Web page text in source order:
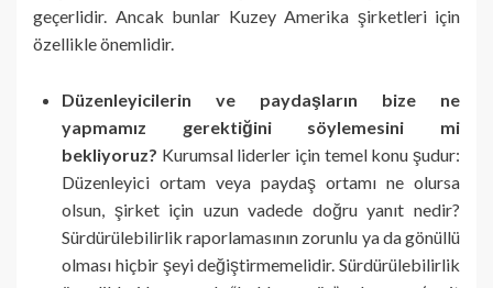
geçerlidir. Ancak bunlar Kuzey Amerika şirketleri için
özellikle önemlidir.
Düzenleyicilerin ve paydaşların bize ne
yapmamız gerektiğini söylemesini mi
bekliyoruz? Kurumsal liderler için temel konu şudur:
Düzenleyici ortam veya paydaş ortamı ne olursa
olsun, şirket için uzun vadede doğru yanıt nedir?
Sürdürülebilirlik raporlamasının zorunlu ya da gönüllü
olması hiçbir şeyi değiştirmemelidir. Sürdürülebilirlik